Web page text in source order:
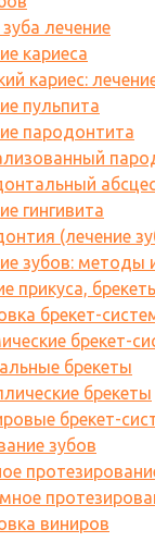
лечение
кариеса
кариес:
пульпита
пародонтита
гингивита
(лечение
зубов: методы
прикуса,
брекет-
брекет-
брекеты
брекеты
брекет-
зубов
виниров